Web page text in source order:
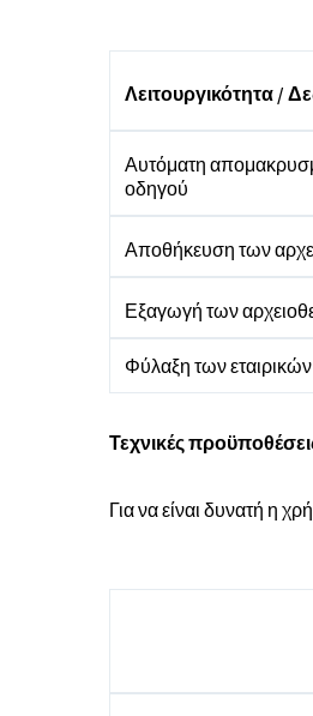
Λειτουργικότητα /
Αυτόματη
οδηγού
Αποθήκευση των
Εξαγωγή των
Φύλαξη των
Τεχνικές
Για να είναι δυνατή η